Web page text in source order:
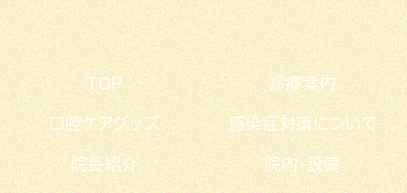
TOP 診療案内
口腔ケアグッズ 感染症対策について
院長紹介 院内・設備